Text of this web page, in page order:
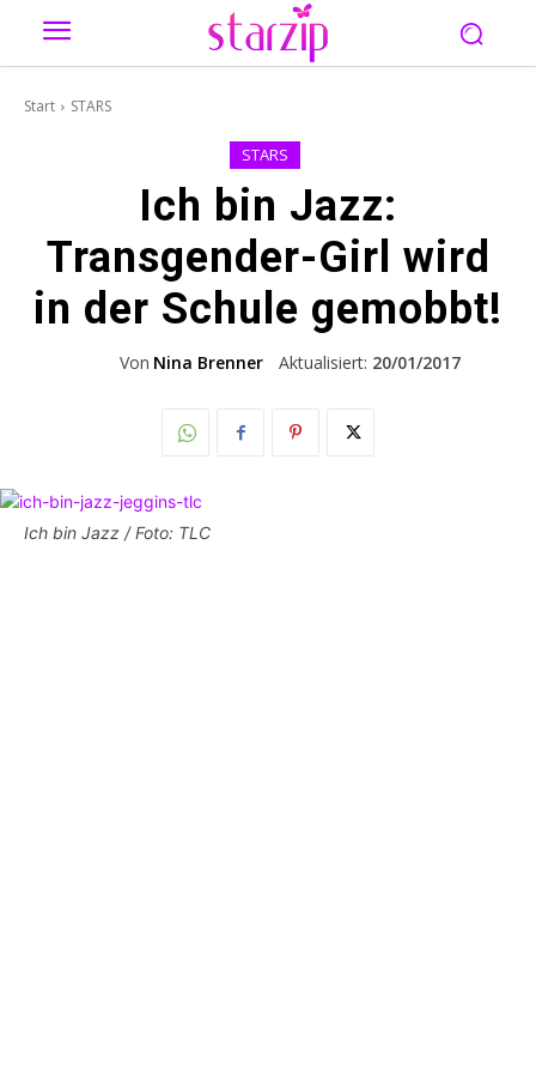
Start STARS
STARS
Ich bin Jazz:
Transgender-Girl wird
in der Schule gemobbt!
Von Nina Brenner Aktualisiert: 20/01/2017
Ich bin Jazz / Foto: TLC